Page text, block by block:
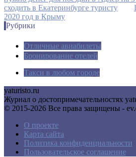
сходить в Екатеринбурге туристу
2020 год в Крыму
Рубрики
Отличные авиабилеты
Бронирование отелей
Такси в любом городе
yaturisto.ru
Журнал о достопримечательностях
© 2015-2026 Все права защищены -
О проекте
Карта сайта
Политика конфиденциальности
Пользовательское соглашение